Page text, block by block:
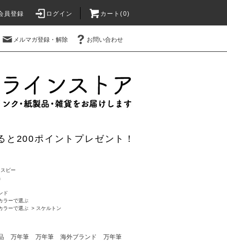
員登録 ログイン カート(0)
メルマガ登録・解除 お問い合わせ
200ポイントプレゼント！
ビー
ド
ラーで選ぶ
ラーで選ぶ > スケルトン
万年筆 万年筆 海外ブランド
万年筆